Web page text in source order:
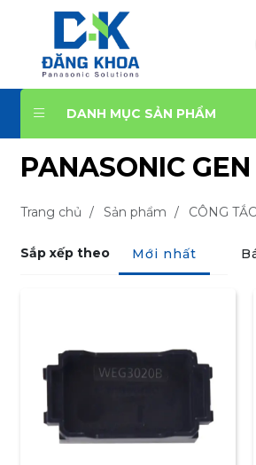
DANH MỤC SẢN PHẨM
PANASONIC
Trang chủ / Sản phẩm / CÔNG
Sắp xếp theo Mới nhất